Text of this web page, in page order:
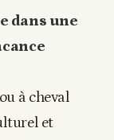
dans une
à cheval
et